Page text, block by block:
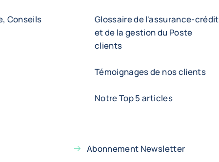
Conseils
Glossaire de l'assurance-crédit
et de la gestion du Poste
clients
Témoignages de nos clients
Notre Top 5 articles
Abonnement Newsletter